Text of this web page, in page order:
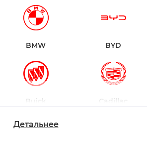
BMW BYD
Buick Cadillac
Детальнее